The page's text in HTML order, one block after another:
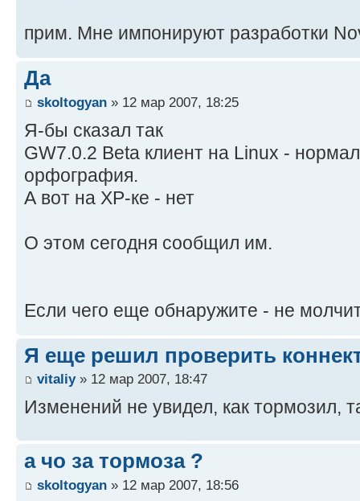
прим. Мне импонируют разработки
Да
skoltogyan » 12 мар 2007, 18:25
Я-бы сказал так
GW7.0.2 Beta клиент на Linux -
орфография.
А вот на XP-ке - нет
О этом сегодня сообщил им.
Если чего еще обнаружите - не
Я еще решил проверить
vitaliy» 12 мар 2007, 18:47
Изменений не увидел, как тормозил,
а чо за тормоза ?
skoltogyan » 12 мар 2007, 18:56